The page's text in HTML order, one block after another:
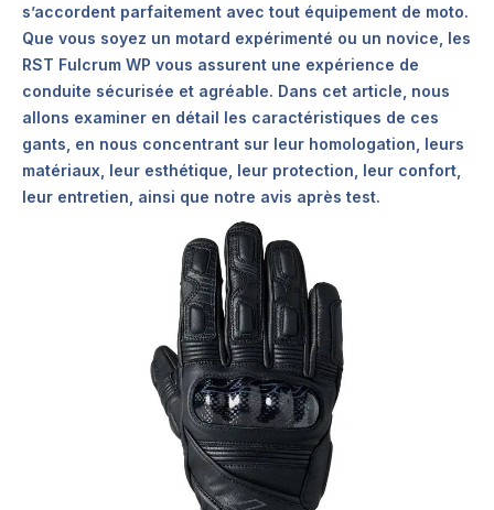
s’accordent parfaitement avec tout équipement de moto.
Que vous soyez un motard expérimenté ou un novice, les
RST Fulcrum WP vous assurent une expérience de
conduite sécurisée et agréable. Dans cet article, nous
allons examiner en détail les caractéristiques de ces
gants, en nous concentrant sur leur homologation, leurs
matériaux, leur esthétique, leur protection, leur confort,
leur entretien, ainsi que notre avis après test.